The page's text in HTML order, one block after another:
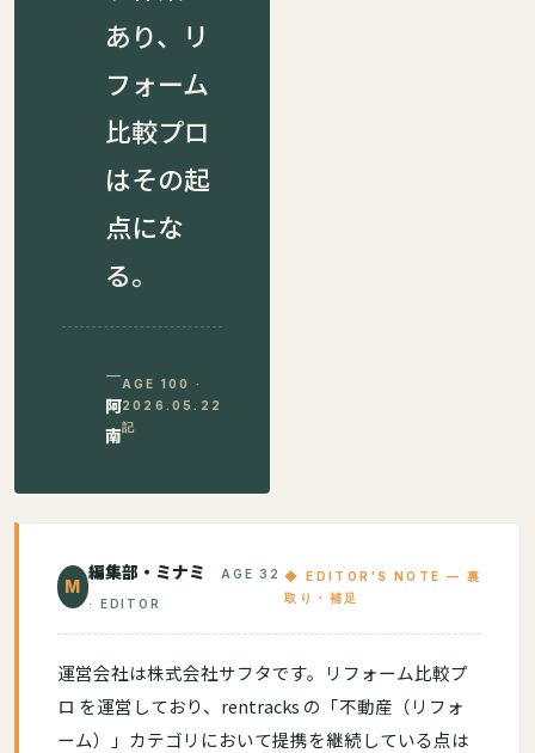
あり、リ
フォーム
比較プロ
はその起
点にな
る。
—
阿
南
AGE 100 ·
2026.05.22
記
M
編集部・ミナミ AGE 32
· EDITOR
◆ EDITOR'S NOTE — 裏
取り・補足
運営会社は株式会社サフタです。リフォーム比較プ
ロ を運営しており、rentracks の「不動産（リフォ
ーム）」カテゴリにおいて提携を継続している点は